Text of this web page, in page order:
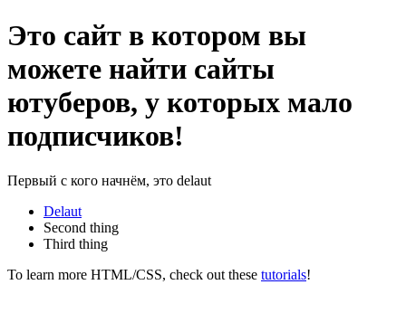
Это сайт в котором вы
можете найти сайты
ютуберов, у которых мало
подписчиков!
Первый с кого начнём, это delaut
Delaut
Second thing
Third thing
To learn more HTML/CSS, check out these tutorials!